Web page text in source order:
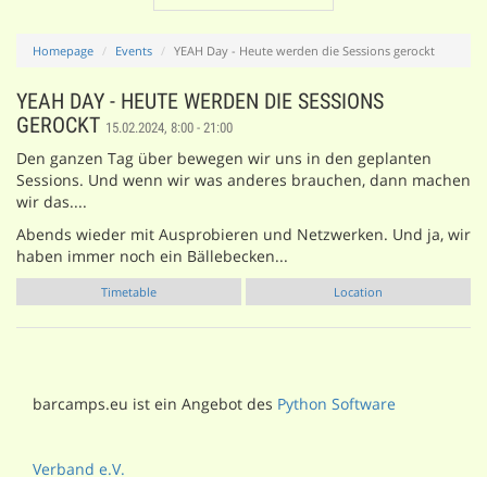
Homepage Events YEAH Day - Heute werden die Sessions gerockt
YEAH DAY - HEUTE WERDEN DIE SESSIONS
GEROCKT 15.02.2024, 8:00 - 21:00
Den ganzen Tag über bewegen wir uns in den geplanten
Sessions. Und wenn wir was anderes brauchen, dann machen
wir das....
Abends wieder mit Ausprobieren und Netzwerken. Und ja, wir
haben immer noch ein Bällebecken...
Timetable Location
barcamps.eu ist ein Angebot des Python Software
Verband e.V.